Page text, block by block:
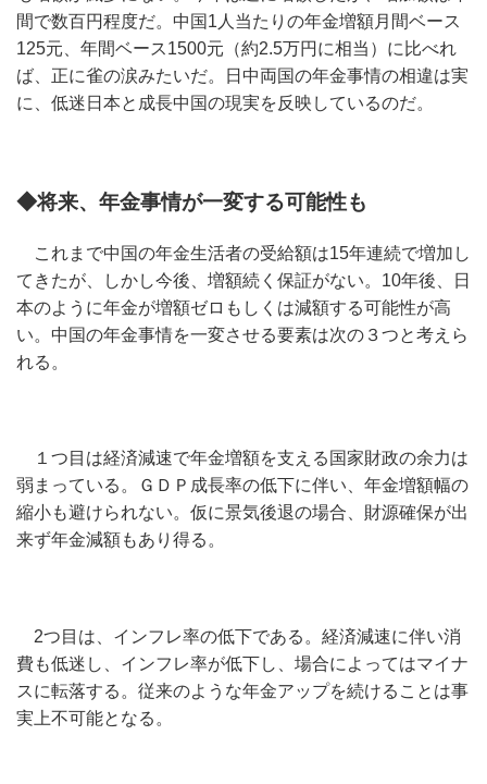
間で数百円程度だ。中国1人当たりの年金増額月間ベース
125元、年間ベース1500元（約2.5万円に相当）に比べれ
ば、正に雀の涙みたいだ。日中両国の年金事情の相違は実
に、低迷日本と成長中国の現実を反映しているのだ。
◆将来、年金事情が一変する可能性も
これまで中国の年金生活者の受給額は15年連続で増加し
てきたが、しかし今後、増額続く保証がない。10年後、日
本のように年金が増額ゼロもしくは減額する可能性が高
い。中国の年金事情を一変させる要素は次の３つと考えら
れる。
１つ目は経済減速で年金増額を支える国家財政の余力は
弱まっている。ＧＤＰ成長率の低下に伴い、年金増額幅の
縮小も避けられない。仮に景気後退の場合、財源確保が出
来ず年金減額もあり得る。
2つ目は、インフレ率の低下である。経済減速に伴い消
費も低迷し、インフレ率が低下し、場合によってはマイナ
スに転落する。従来のような年金アップを続けることは事
実上不可能となる。